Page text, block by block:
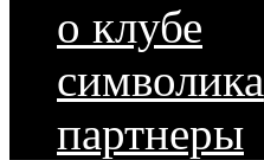
о клубе
символика
партнеры